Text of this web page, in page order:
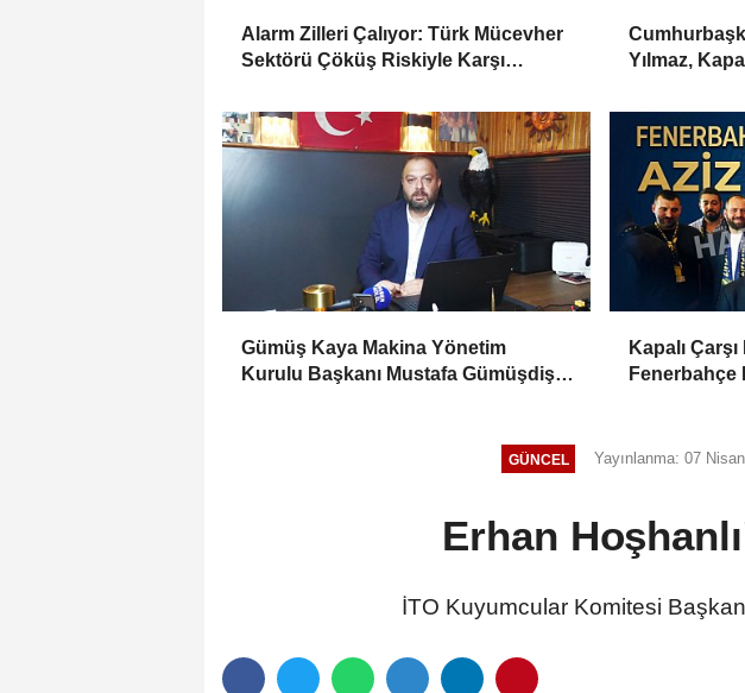
Alarm Zilleri Çalıyor: Türk Mücevher
Sektörü Çöküş Riskiyle Karşı
Yılmaz,
Gümüş Kaya Makina Yönetim
Kurulu Başkanı Mustafa Gümüşdiş,
Kapalı
Fenerbahçe
GÜNCEL Yayınlanma: 07
Erhan
İTO Kuyumcular Komitesi